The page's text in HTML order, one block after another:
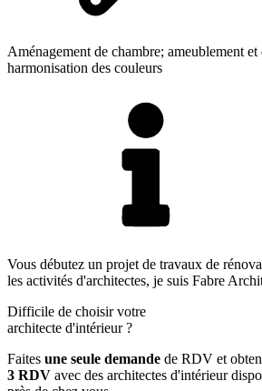
Aménagement de chambre; ameublement et
harmonisation des couleurs
Vous débutez un projet de travaux de
les activités d'architectes, je suis Fabre
Difficile de choisir votre
architecte d'intérieur?
Faites une seule demande de RDV et
3 RDV avec des architectes d'intérieur